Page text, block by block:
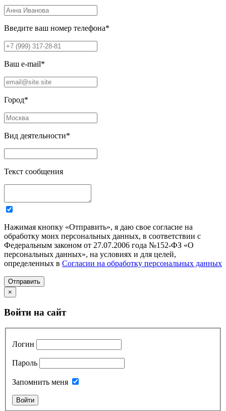
Введите ваш номер телефона*
Ваш e-mail*
Город*
Вид деятельности*
Текст сообщения
Нажимая кнопку «Отправить», я даю свое согласие на
обработку моих персональных данных, в соответствии с
Федеральным законом от 27.07.2006 года №152-ФЗ «О
персональных данных», на условиях и для целей,
определенных в Согласии на обработку персональных данных
Отправить
×
Войти на сайт
Логин
Пароль
Запомнить меня
Войти